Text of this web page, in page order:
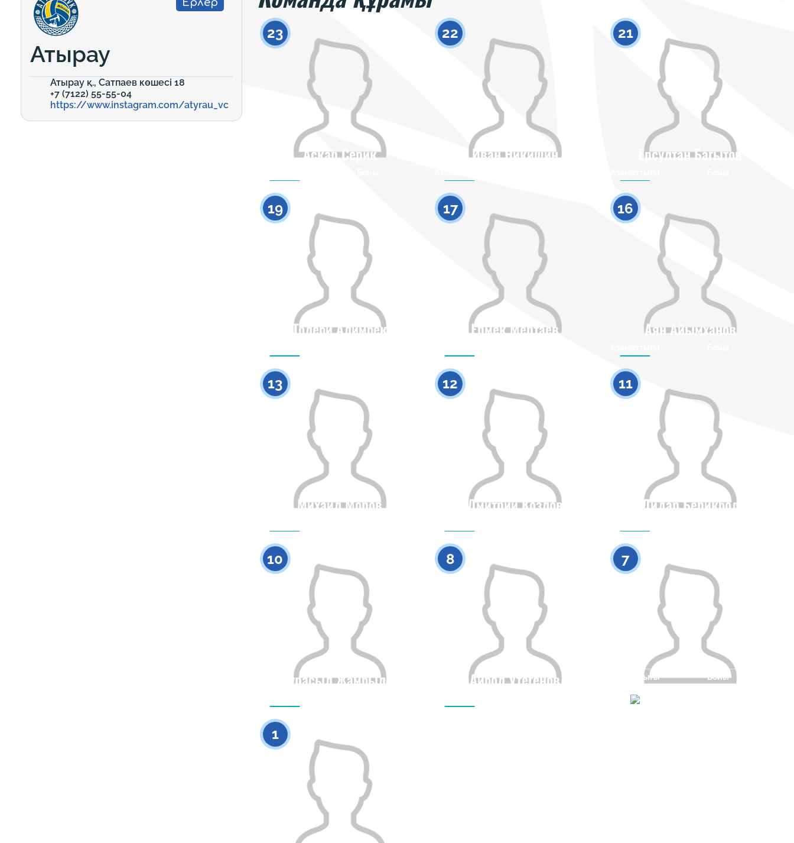
Атырау
Атырау қ., Сатпаев көшесі 18
+7 (7122) 55-55-04
https://www.instagram.com/atyrau_vc
23
Аскар Серик
22
Иван Никишин
21
Ерсултан Багытов
19
Толеби Алимбек
17
Ермек Мертаев
16
Аян Айымханов
13
Михаил Моров
12
Дмитрий Козлов
11
Дидар Берикбол
10
Нурасыл Жамбылов
8
Аибол Утегенов
7
Азаматтығы Бойы
1